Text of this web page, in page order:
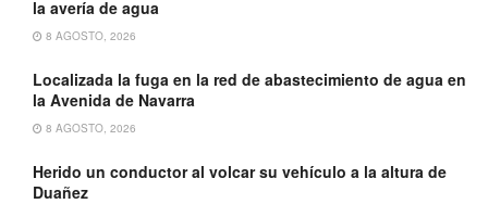
la avería de agua
8 AGOSTO, 2026
Localizada la fuga en la red de abastecimiento de agua en
la Avenida de Navarra
8 AGOSTO, 2026
Herido un conductor al volcar su vehículo a la altura de
Duañez